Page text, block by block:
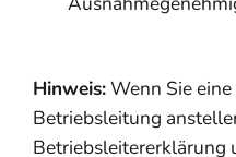
Hinweis:Wenn Sie
Betriebsleitung
Betriebsleitererklärung